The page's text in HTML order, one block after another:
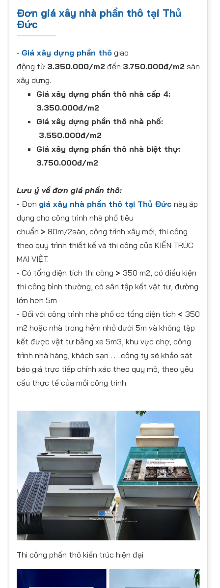
Đơn giá xây nhà phần thô tại Thủ
Đức
- Giá xây dựng phần thô giao
động từ 3.350.000/m2 đến 3.750.000đ/m2 sàn
xây dựng.
Giá xây dựng phần thô nhà cấp 4:
3.350.000đ/m2
Giá xây dựng phần thô nhà phố:
3.550.000đ/m2
Giá xây dựng phần thô nhà biệt thự:
3.750.000đ/m2
Lưu ý về đơn giá phần thô:
- Đơn giá xây nhà phần thô tại Thủ Đức này áp
dụng cho công trình nhà phố tiêu
chuẩn > 80m/2sàn, công trình xây mới, thi công
theo quy trình thiết kế và thi công của KIẾN TRÚC
MAI VIỆT.
- Có tổng diện tích thi công > 350 m2, có điều kiện
thi công bình thường, có sân tập kết vật tư, đường
lớn hơn 5m
- Đối với công trình nhà phố có tổng diện tích < 350
m2 hoặc nhà trong hẻm nhỏ dưới 5m và không tập
kết được vật tư bằng xe 5m3, khu vực chợ, công
trình nhà hàng, khách sạn . . . công ty sẽ khảo sát
báo giá trực tiếp chính xác theo quy mô, theo yêu
cầu thực tế của mỗi công trình.
Thi công phần thô kiến trúc hiện đại